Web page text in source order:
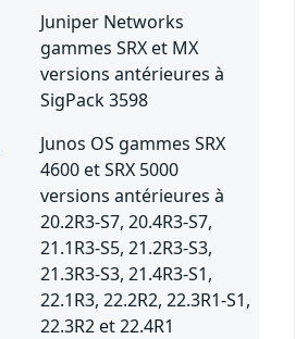
Juniper Networks
gammes SRX et MX
versions antérieures à
SigPack 3598
Junos OS gammes SRX
4600 et SRX 5000
versions antérieures à
20.2R3-S7, 20.4R3-S7,
21.1R3-S5, 21.2R3-S3,
21.3R3-S3, 21.4R3-S1,
22.1R3, 22.2R2, 22.3R1-S1,
22.3R2 et 22.4R1